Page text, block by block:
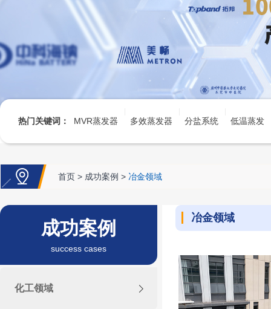
热门关键词： MVR蒸发器 多效蒸发器 分盐系统 低温蒸发
首页 > 成功案例 > 冶金领域
成功案例
success cases
化工领域
冶金领域